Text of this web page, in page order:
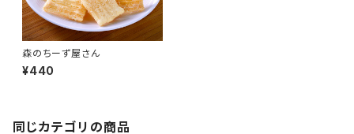
森のちーず屋さん
¥440
同じカテゴリの商品